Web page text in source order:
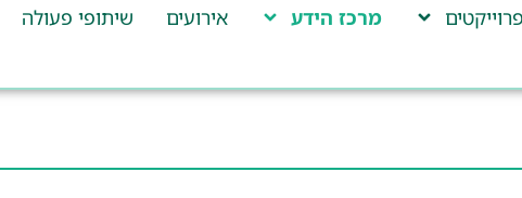
פרוייקטים מרכז הידע אירועים שיתופי פעולה